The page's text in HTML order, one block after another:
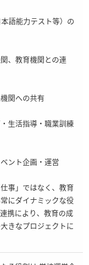
語能力テスト等）の
、教育機関との連
関への共有
生活指導・職業訓練
ント企画・運営
事」ではなく、教育
にダイナミックな役
携により、教育の成
きなプロジェクトに